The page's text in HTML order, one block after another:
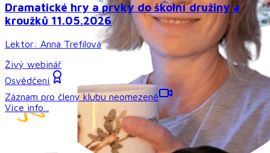
Dramatické hry a prvky do školní družiny a
kroužků 11.05.2026
Lektor: Anna Trefilová
Živý webinář
Osvědčení
Záznam pro členy klubu neomezeně
Více info...